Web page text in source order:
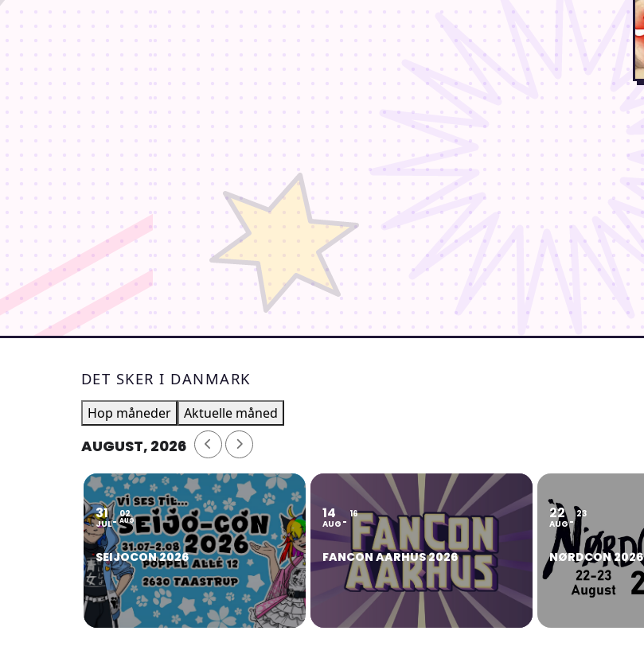
DET SKER I DANMARK
Hop måneder Aktuelle måned
AUGUST, 2026
31
JUL
02
AUG
SEIJOCON 2026
14
AUG
16
FANCON AARHUS 2026
22
AUG
23
NØRDCON 2026